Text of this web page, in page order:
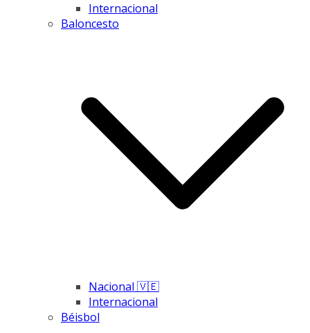
Internacional
Baloncesto
Nacional 🇻🇪
Internacional
Béisbol